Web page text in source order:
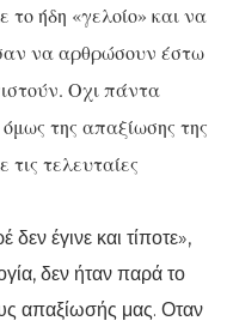
ήδη «γελοίο» και να
να αρθρώσουν έστω
Οχι πάντα
της απαξίωσης της
τελευταίες
έγινε και τίποτε»,
δεν ήταν παρά το
απαξίωσής μας. Οταν